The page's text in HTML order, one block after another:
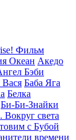
Фильм
Океан Акедо
Бэби
Баба Яга
Белка
Би-Би-Знайки
Вокруг света
с Бубой
времени